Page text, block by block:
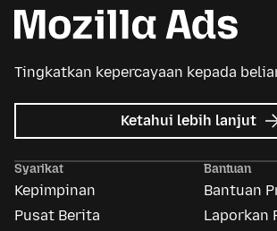
Tingkatkan kepercayaan kepada
Ketahui lebih lanjut
Syarikat
Kepimpinan
Pusat Berita
Bantuan
Bantuan
Laporkan